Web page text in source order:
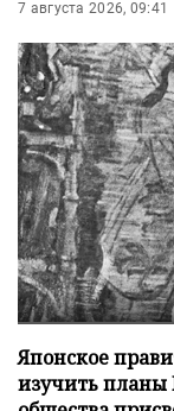
7 августа 2026, 09:41
Японское
изучить планы